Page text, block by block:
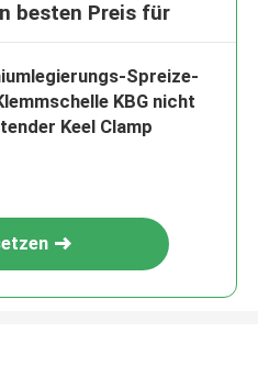
besten Preis für
Spreize-
KBG nicht
Keel Clamp